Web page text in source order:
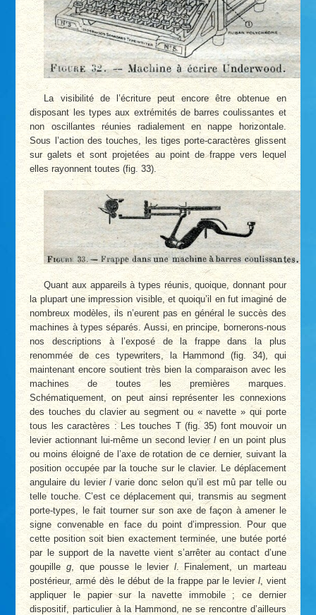
La visibilité de l’écriture peut encore être obtenue en
disposant les types aux extrémités de barres coulissantes et
non oscillantes réunies radialement en nappe horizontale.
Sous l’action des touches, les tiges porte-caractères glissent
sur galets et sont projetées au point de frappe vers lequel
elles rayonnent toutes (fig. 33).
Quant aux appareils à types réunis, quoique, donnant pour
la plupart une impression visible, et quoiqu’il en fut imaginé de
nombreux modèles, ils n’eurent pas en général le succès des
machines à types séparés. Aussi, en principe, bornerons-nous
nos descriptions à l’exposé de la frappe dans la plus
renommée de ces typewriters, la Hammond (fig. 34), qui
maintenant encore soutient très bien la comparaison avec les
machines de toutes les premières marques.
Schématiquement, on peut ainsi représenter les connexions
des touches du clavier au segment ou « navette » qui porte
tous les caractères : Les touches T (fig. 35) font mouvoir un
levier actionnant lui-même un second levier len un point plus
ou moins éloigné de l’axe de rotation de ce dernier, suivant la
position occupée par la touche sur le clavier. Le déplacement
angulaire du levier lvarie donc selon qu’il est mû par telle ou
telle touche. C’est ce déplacement qui, transmis au segment
porte-types, le fait tourner sur son axe de façon à amener le
signe convenable en face du point d’impression. Pour que
cette position soit bien exactement terminée, une butée porté
par le support de la navette vient s’arrêter au contact d’une
goupille g, que pousse le levierl. Finalement, un marteau
postérieur, armé dès le début de la frappe par le levierl, vient
appliquer le papier sur la navette immobile ; ce dernier
dispositif, particulier à la Hammond, ne se rencontre d’ailleurs